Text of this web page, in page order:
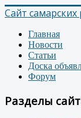
Сайт
Главная
Новости
Статьи
Доска
Форум
Разделы